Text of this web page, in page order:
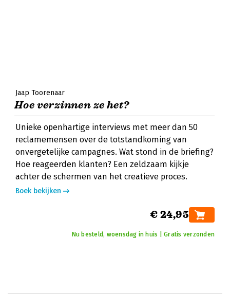
Jaap Toorenaar
Hoe verzinnen ze het?
Unieke openhartige interviews met meer dan 50
reclamemensen over de totstandkoming van
onvergetelijke campagnes. Wat stond in de briefing?
Hoe reageerden klanten? Een zeldzaam kijkje
achter de schermen van het creatieve proces.
Boek bekijken
€ 24,95
Nu besteld, woensdag in huis | Gratis verzonden